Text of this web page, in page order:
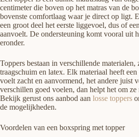
centimeter die boven op het matras van de
bovenste comfortlaag waar je direct op ligt.
een groot deel het eerste liggevoel, dus of
aanvoelt. De ondersteuning komt vooral uit
eronder.
Toppers bestaan in verschillende materialen,
traagschuim en latex. Elk materiaal heeft
voelt zacht en aanvormend, het andere juist
verschillen goed voelen, dan helpt het om ze
Bekijk gerust ons aanbod aan losse toppers
de mogelijkheden.
Voordelen van een boxspring met topper